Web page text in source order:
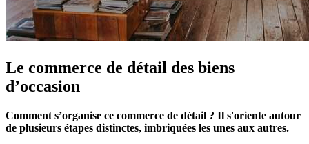
Le commerce de détail des biens
d’occasion
Comment s’organise ce commerce de détail ? Il s'oriente autour
de plusieurs étapes distinctes, imbriquées les unes aux autres.